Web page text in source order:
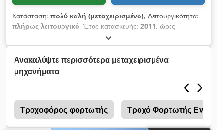
Κατάσταση: πολύ καλή (μεταχειρισμένο), Λειτουργικότητα:
πλήρως λειτουργικό, Έτος κατασκευής: 2011, ώρες
, Το μηχάνημα είναι σε πολύ καλή
κατάσταση και έτοιμο για χρήση. Chodpfx Aozam Efsnksa
Ανακαλύψτε περισσότερα μεταχειρισμένα
μηχανήματα
Τροχοφόρος φορτωτής Τροχό Φορτωτής